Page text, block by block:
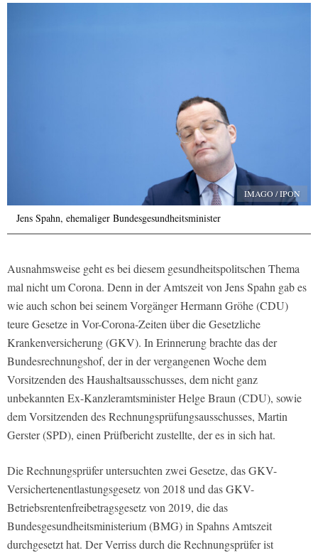
IMAGO / IPON
Jens Spahn, ehemaliger Bundesgesundheitsminister
Ausnahmsweise geht es bei diesem gesundheitspolitschen Thema
mal nicht um Corona. Denn in der Amtszeit von Jens Spahn gab es
wie auch schon bei seinem Vorgänger Hermann Gröhe (CDU)
teure Gesetze in Vor-Corona-Zeiten über die Gesetzliche
Krankenversicherung (GKV). In Erinnerung brachte das der
Bundesrechnungshof, der in der vergangenen Woche dem
Vorsitzenden des Haushaltsausschusses, dem nicht ganz
unbekannten Ex-Kanzleramtsminister Helge Braun (CDU), sowie
dem Vorsitzenden des Rechnungsprüfungsausschusses, Martin
Gerster (SPD), einen Prüfbericht zustellte, der es in sich hat.
Die Rechnungsprüfer untersuchten zwei Gesetze, das GKV-
Versichertenentlastungsgesetz von 2018 und das GKV-
Betriebsrentenfreibetragsgesetz von 2019, die das
Bundesgesundheitsministerium (BMG) in Spahns Amtszeit
durchgesetzt hat. Der Verriss durch die Rechnungsprüfer ist